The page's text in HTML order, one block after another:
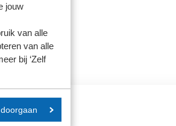
jouw
van alle
van alle
bij ‘Zelf